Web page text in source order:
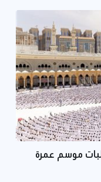
موسم عمرة